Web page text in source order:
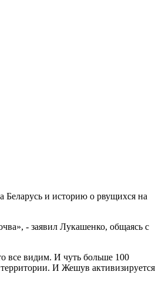
и историю о рвущихся на
- заявил Лукашенко, общаясь с
все видим. И чуть больше 100
И Жешув активизируется